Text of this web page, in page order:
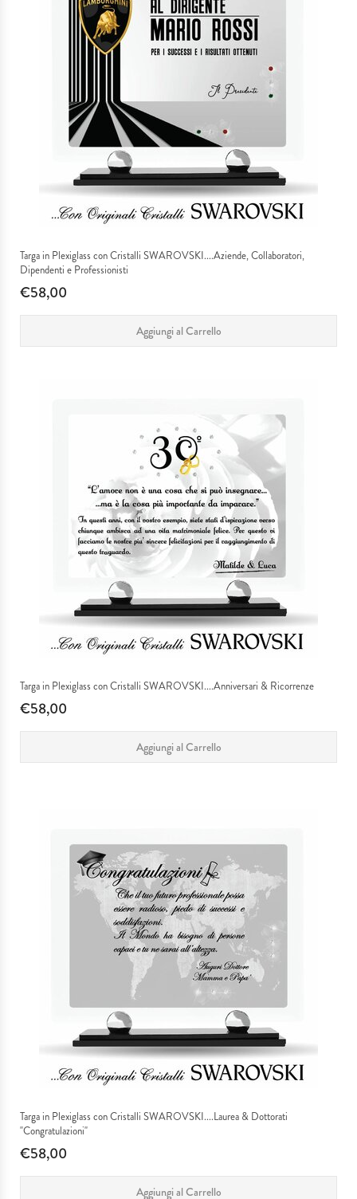
Targa in Plexiglass con Cristalli SWAROVSKI....Aziende, Collaboratori,
Dipendenti e Professionisti
€58,00
Aggiungi al Carrello
Targa in Plexiglass con Cristalli SWAROVSKI....Anniversari & Ricorrenze
€58,00
Aggiungi al Carrello
Targa in Plexiglass con Cristalli SWAROVSKI....Laurea & Dottorati
"Congratulazioni"
€58,00
Aggiungi al Carrello